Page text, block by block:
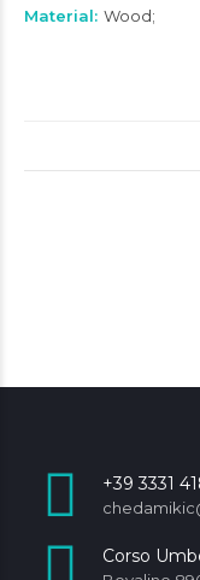
Material Wood
+39 3331
Corso